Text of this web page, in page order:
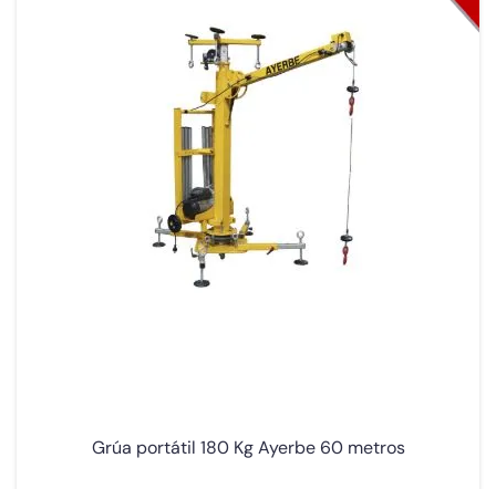
Grúa portátil 180 Kg Ayerbe 60 metros